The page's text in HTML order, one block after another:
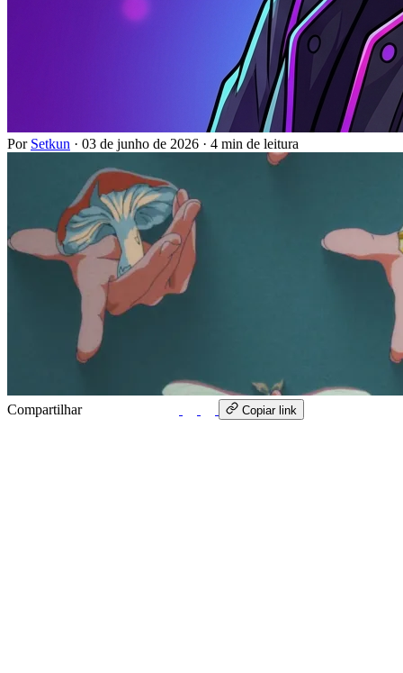
Por Setkun · 03 de junho de 2026 · 4 min de leitura
Compartilhar Copiar link